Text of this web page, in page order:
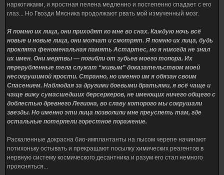
наркотиками, и яростная пелена медленно и постепенно спадает с его
глаз... Но Гвозди Мясника продолжают рвать мой измученный мозг.
Я помню их лица, они приходят ко мне во снах. Каждую ночь всё
новые и новые лица, они молчат и смотрят. Я помню их лица, будь
проклята феноменальная память Астартес, но я никогда не знал
их имен. Они мертвы — погибли от зубьев моего топора. Их
перерубленные тела служат “живым” доказательством моей
несокрушимой ярости. Странно, но именно им я обязан своим
Спасением. Наблюдая за другими боевыми братьями, я всё чаще и
чаще вижу сумасшедших берсеркеров, не имеющих ничего общего с
доблестью древнего Легиона, во славу которого мы сокрушали
звезды. Но именно эти лица позволили мне преуспеть там, где
остальные потерпели горестное поражение.
Раскаленные докрасна био-имплантанты на лысом черепе начинают
потихоньку остывать и прекращают посылку химических реагентов в
нервную систему космического десантника и разум его стал немного
проясняться...